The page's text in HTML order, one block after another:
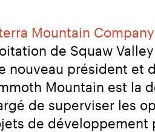
Mountain Company
de Squaw
nouveau président et
Mountain est la
de superviser les
de développement